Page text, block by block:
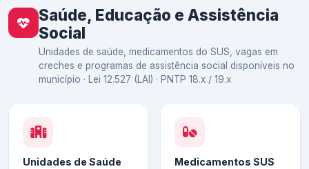
Saúde, Educação e Assistência
Social
Unidades de saúde, medicamentos do SUS, vagas em
creches e programas de assistência social disponíveis no
município · Lei 12.527 (LAI) · PNTP 18.x / 19.x
Unidades de Saúde Medicamentos SUS